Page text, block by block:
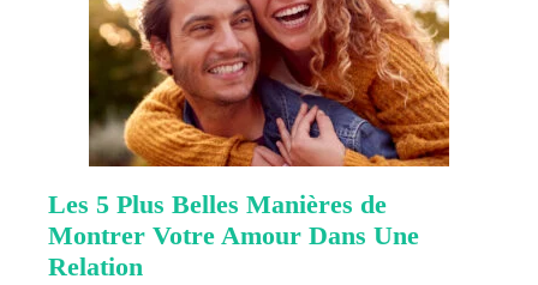
Les 5 Plus Belles Manières de
Montrer Votre Amour Dans Une
Relation